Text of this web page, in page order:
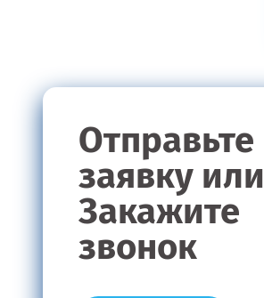
Отправьте
заявку или
Закажите
звонок